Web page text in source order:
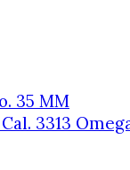
35 MM
3313